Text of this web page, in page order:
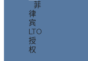
菲
律
宾
LTO
授
权